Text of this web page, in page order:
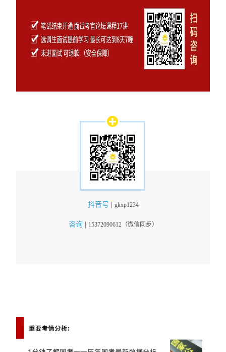
抖音号 gkxp1234
咨询| 15372090612（微信同步）